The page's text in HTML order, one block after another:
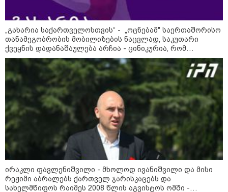
ფაზლების აწყობის ხელოვნება:
როგორ მოვაწყოთ სივრცე და
დავიწყოთ რთული
კონსტრუქციების აწყობა ნერვების
მოშლის გარეშე
რა უნდა გავაკეთოთ პირველ
რიგში შუქის გამორთვისას: 5
მნიშვნელოვანი ნაბიჯი
Faceამბები
„გახარია საქართველოსთვის“ - „ოცნებამ" საერთაშორისო
თანამეგობრობის მობილიზების ნაცვლად, საკუთარი
ქვეყნის დადანაშაულება არჩია - ცინიკურია, რომ
ოკუპაციასა და ოკუპაციის მსხვერპლ მოქალაქეებზე მეტად
ე.წ. „რუსოფობიის“ გამო სწუხან
ირაკლი ფავლენიშვილი - მხოლოდ ივანიშვილი და მისი
რეჟიმი აბრალებს ქართველ ჯარისკაცებს და
სახელმწიფოს რაიმეს 2008 წლის აგვისტოს ომში -